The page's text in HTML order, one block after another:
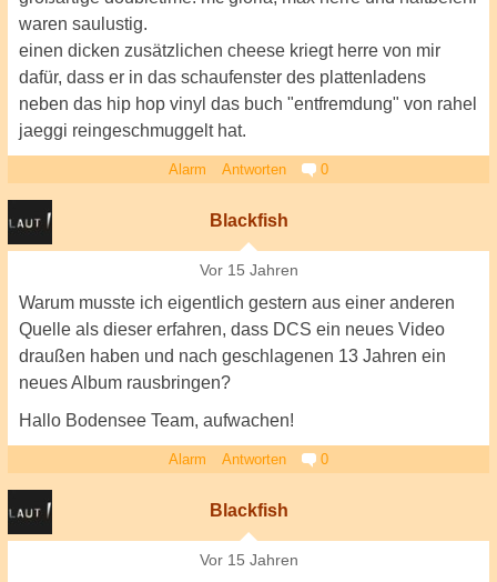
waren saulustig.
einen dicken zusätzlichen cheese kriegt herre von mir
dafür, dass er in das schaufenster des plattenladens
neben das hip hop vinyl das buch "entfremdung" von rahel
jaeggi reingeschmuggelt hat.
Alarm Antworten 0
Blackfish
Vor 15 Jahren
Warum musste ich eigentlich gestern aus einer anderen
Quelle als dieser erfahren, dass DCS ein neues Video
draußen haben und nach geschlagenen 13 Jahren ein
neues Album rausbringen?
Hallo Bodensee Team, aufwachen!
Alarm Antworten 0
Blackfish
Vor 15 Jahren